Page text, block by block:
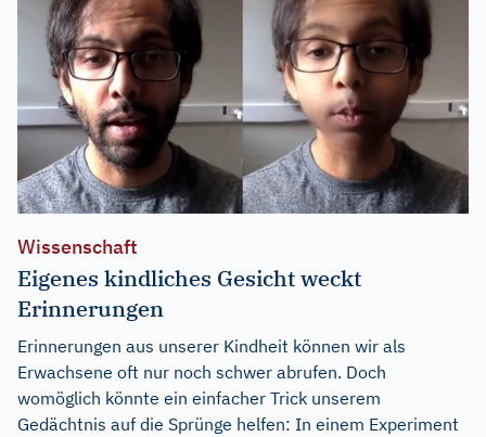
Wissenschaft
Eigenes kindliches Gesicht weckt
Erinnerungen
Erinnerungen aus unserer Kindheit können wir als
Erwachsene oft nur noch schwer abrufen. Doch
womöglich könnte ein einfacher Trick unserem
Gedächtnis auf die Sprünge helfen: In einem Experiment